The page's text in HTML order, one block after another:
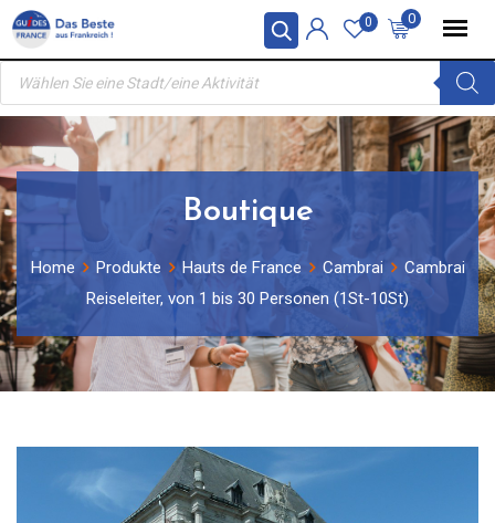
Skip
content
0
0
Products
search
Boutique
Home Produkte Hauts de France Cambrai
Cambrai
Reiseleiter, von 1 bis 30 Personen (1St-10St)